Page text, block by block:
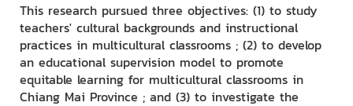
This research pursued three objectives: (1) to study
teachers' cultural backgrounds and instructional
practices in multicultural classrooms ; (2) to develop
an educational supervision model to promote
equitable learning for multicultural classrooms in
Chiang Mai Province ; and (3) to investigate the